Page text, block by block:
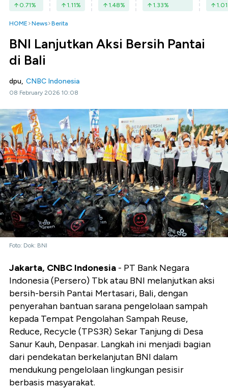
0.71% 1.11% 1.48% 1.33% 1.01
HOME News Berita
BNI Lanjutkan Aksi Bersih Pantai
di Bali
dpu, CNBC Indonesia
08 February 2026 10:08
Foto: Dok: BNI
Jakarta, CNBC Indonesia - PT Bank Negara
Indonesia (Persero) Tbk atau BNI melanjutkan aksi
bersih-bersih Pantai Mertasari, Bali, dengan
penyerahan bantuan sarana pengelolaan sampah
kepada Tempat Pengolahan Sampah Reuse,
Reduce, Recycle (TPS3R) Sekar Tanjung di Desa
Sanur Kauh, Denpasar. Langkah ini menjadi bagian
dari pendekatan berkelanjutan BNI dalam
mendukung pengelolaan lingkungan pesisir
berbasis masyarakat.